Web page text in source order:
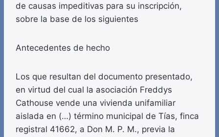
de causas impeditivas para su inscripción,
sobre la base de los siguientes
Antecedentes de hecho
Los que resultan del documento presentado,
en virtud del cual la asociación Freddys
Cathouse vende una vivienda unifamiliar
aislada en (…) término municipal de Tías, finca
registral 41662, a Don M. P. M., previa la